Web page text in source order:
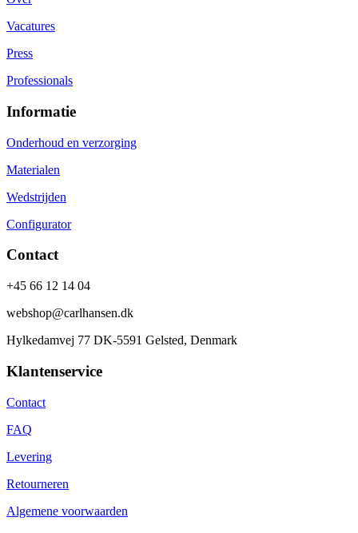
Vacatures
Press
Professionals
Informatie
Onderhoud en verzorging
Materialen
Wedstrijden
Configurator
Contact
+45 66 12 14 04
webshop@carlhansen.dk
Hylkedamvej 77 DK-5591 Gelsted, Denmark
Klantenservice
Contact
FAQ
Levering
Retourneren
Algemene voorwaarden